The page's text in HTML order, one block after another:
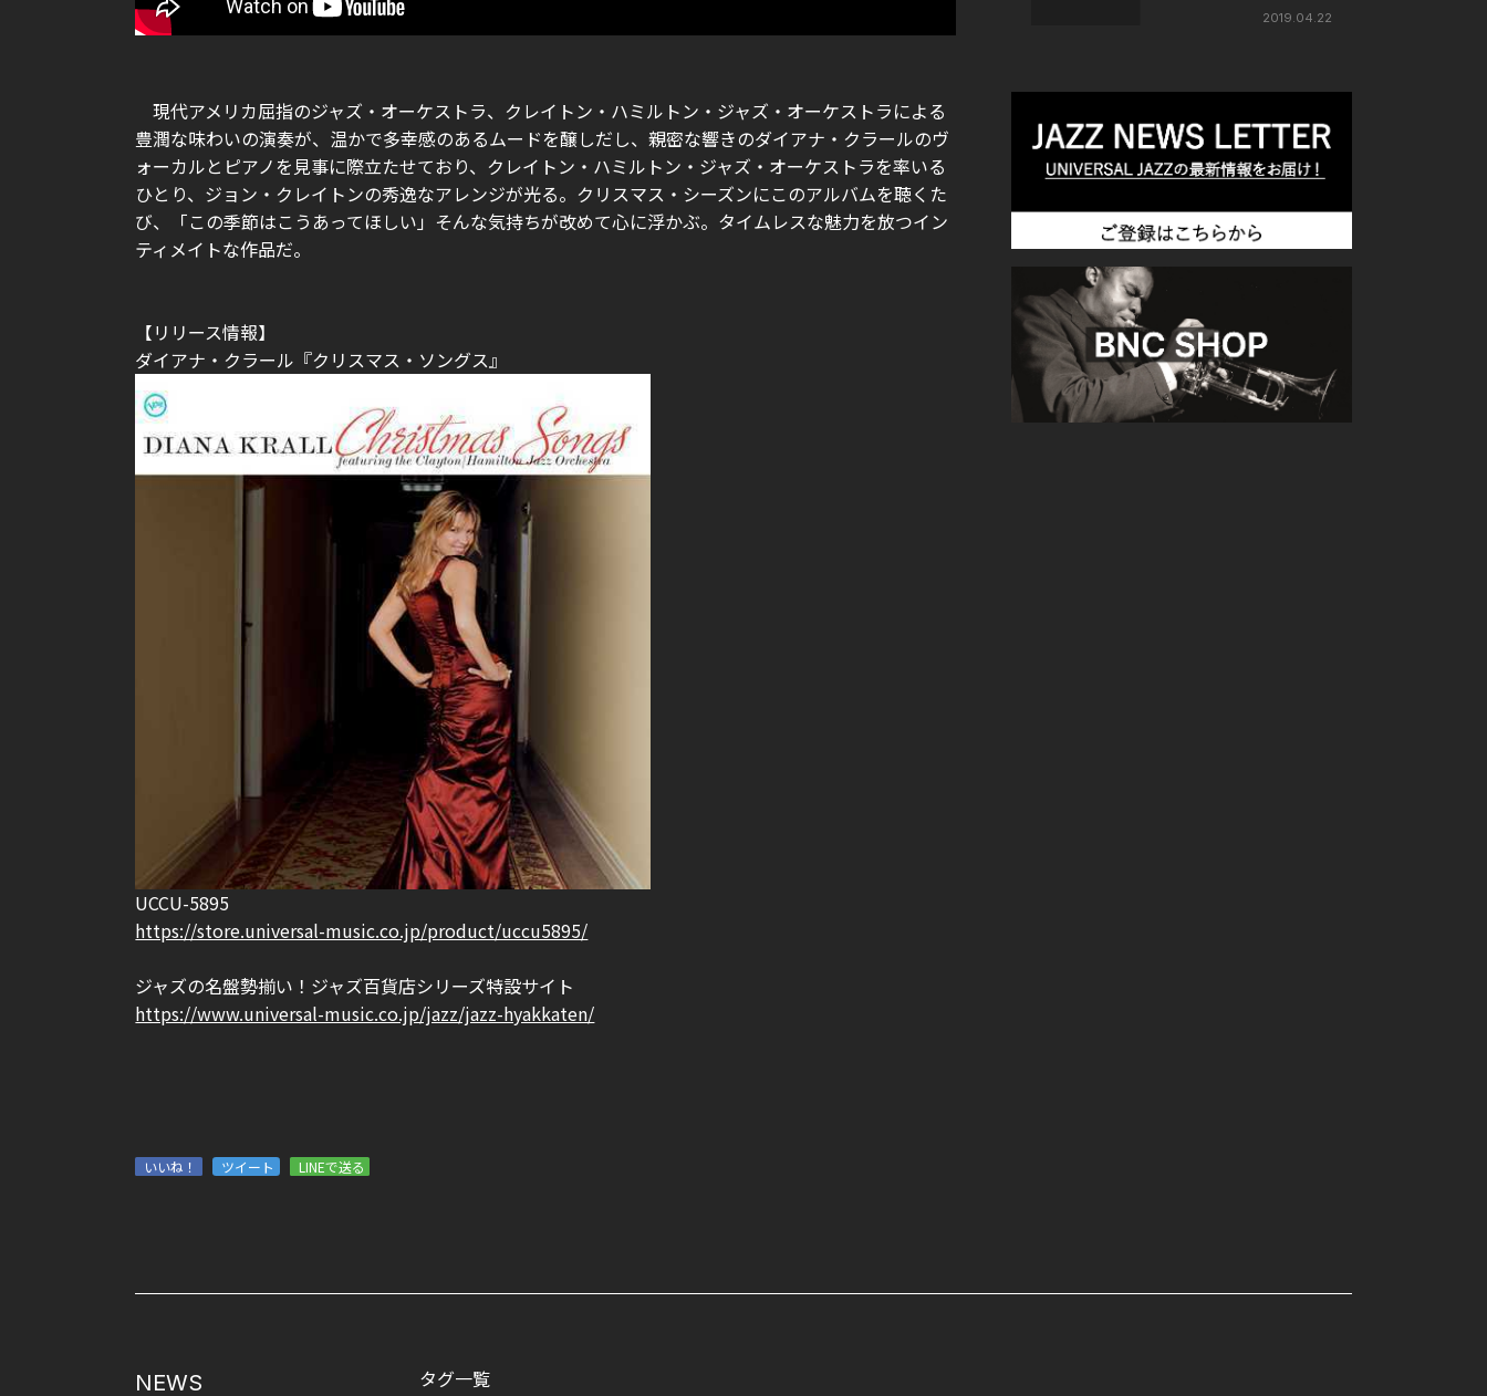
現代アメリカ屈指のジャズ・オーケストラ、クレイトン・ハミルトン・ジャズ・オーケストラによる
豊潤な味わいの演奏が、温かで多幸感のあるムードを醸しだし、親密な響きのダイアナ・クラールのヴ
ォーカルとピアノを見事に際立たせており、クレイトン・ハミルトン・ジャズ・オーケストラを率いる
ひとり、ジョン・クレイトンの秀逸なアレンジが光る。クリスマス・シーズンにこのアルバムを聴くた
び、「この季節はこうあってほしい」そんな気持ちが改めて心に浮かぶ。タイムレスな魅力を放つイン
ティメイトな作品だ。
【リリース情報】
ダイアナ・クラール『クリスマス・ソングス』
UCCU-5895
https://store.universal-music.co.jp/product/uccu5895/
ジャズの名盤勢揃い！ジャズ百貨店シリーズ特設サイト
https://www.universal-music.co.jp/jazz/jazz-hyakkaten/
いいね！ ツイート LINEで送る
2019.04.22
NEWS タグ一覧